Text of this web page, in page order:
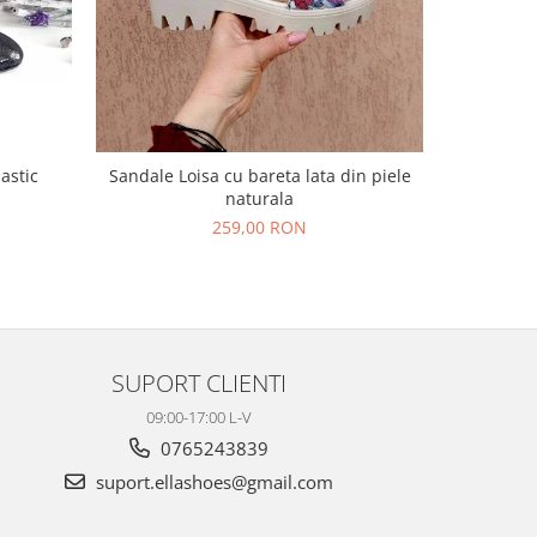
Sandale Loisa cu bareta lata din piele
naturala
259,00 RON
SUPORT CLIENTI
09:00-17:00 L-V
0765243839
suport.ellashoes@gmail.com